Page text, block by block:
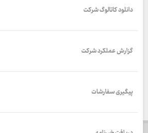
دانلود کاتالوگ شرکت
گزارش عملکرد شرکت
پیگیری سفارشات